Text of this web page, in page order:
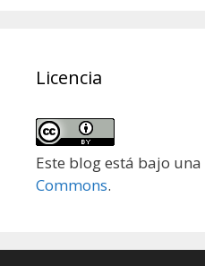
Licencia
Este blog está bajo una
Commons.